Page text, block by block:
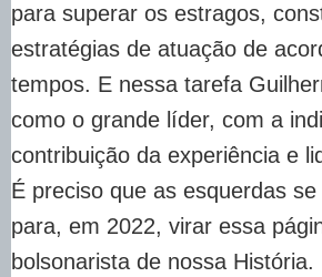
para superar os estragos,
estratégias de atuação de
tempos. E nessa tarefa
como o grande líder, com a
contribuição da experiência e
É preciso que as esquerdas
para, em 2022, virar essa
bolsonarista de nossa História.